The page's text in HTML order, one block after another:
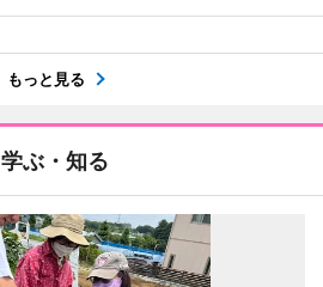
もっと見る
学ぶ・知る